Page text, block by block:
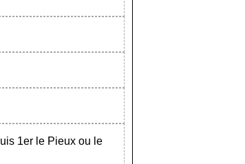
1er le Pieux ou le